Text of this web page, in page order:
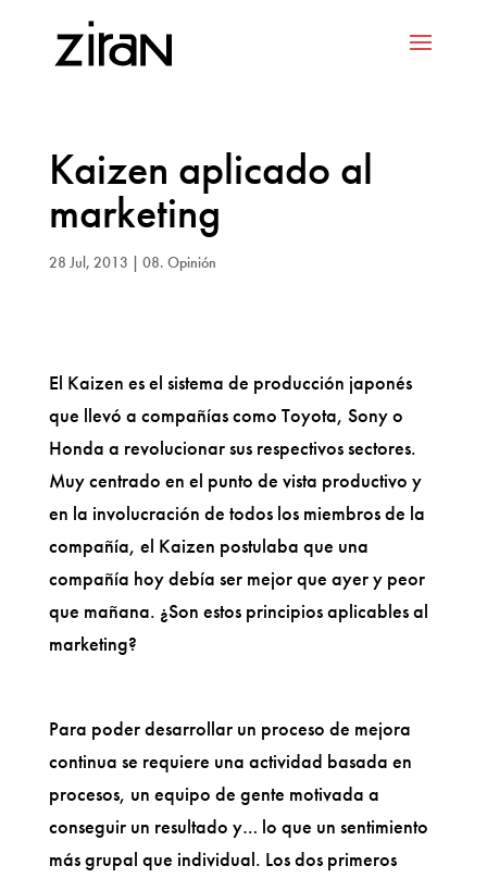
Kaizen aplicado al
marketing
28 Jul, 2013 | 08. Opinión
El Kaizen es el sistema de producción japonés
que llevó a compañías como Toyota, Sony o
Honda a revolucionar sus respectivos sectores.
Muy centrado en el punto de vista productivo y
en la involucración de todos los miembros de la
compañía, el Kaizen postulaba que una
compañía hoy debía ser mejor que ayer y peor
que mañana. ¿Son estos principios aplicables al
marketing?
Para poder desarrollar un proceso de mejora
continua se requiere una actividad basada en
procesos, un equipo de gente motivada a
conseguir un resultado y… lo que un sentimiento
más grupal que individual. Los dos primeros